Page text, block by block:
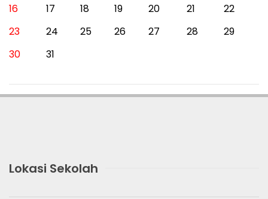
16
17 18 19 20 21
22
23
24 25 26 27 28
29
30
31
Lokasi Sekolah